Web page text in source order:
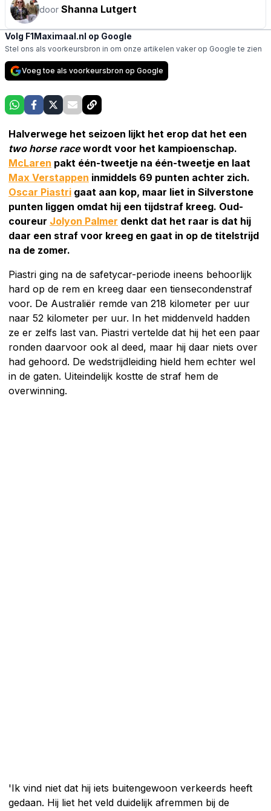
door Shanna Lutgert
Volg F1Maximaal.nl op Google
Stel ons als voorkeursbron in om onze artikelen vaker op Google te zien
Voeg toe als voorkeursbron op Google
Halverwege het seizoen lijkt het erop dat het een
two horse racewordt voor het kampioenschap.
McLaren pakt één-tweetje na één-tweetje en laat
Max Verstappen inmiddels 69 punten achter zich.
Oscar Piastri gaat aan kop, maar liet in Silverstone
punten liggen omdat hij een tijdstraf kreeg. Oud-
coureur Jolyon Palmer denkt dat het raar is dat hij
daar een straf voor kreeg en gaat in op de titelstrijd
na de zomer.
Piastri ging na de safetycar-periode ineens behoorlijk
hard op de rem en kreeg daar een tiensecondenstraf
voor. De Australiër remde van 218 kilometer per uur
naar 52 kilometer per uur. In het middenveld hadden
ze er zelfs last van. Piastri vertelde dat hij het een paar
ronden daarvoor ook al deed, maar hij daar niets over
had gehoord. De wedstrijdleiding hield hem echter wel
in de gaten. Uiteindelijk kostte de straf hem de
overwinning.
'Ik vind niet dat hij iets buitengewoon verkeerds heeft
gedaan. Hij liet het veld duidelijk afremmen bij de